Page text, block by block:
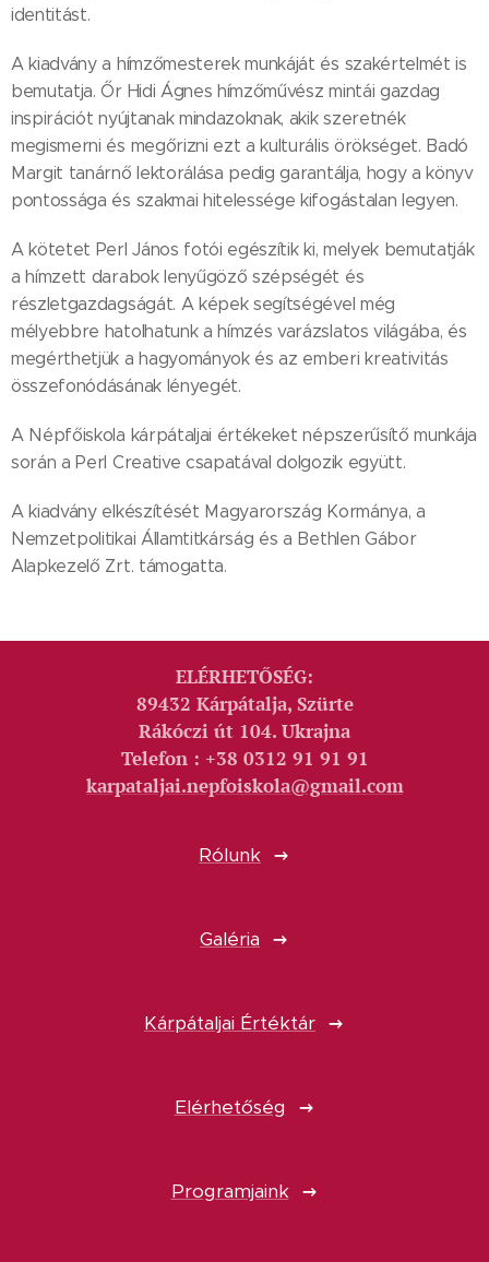
identitást.
A kiadvány a hímzőmesterek munkáját és szakértelmét is
bemutatja. Őr Hidi Ágnes hímzőművész mintái gazdag
inspirációt nyújtanak mindazoknak, akik szeretnék
megismerni és megőrizni ezt a kulturális örökséget. Badó
Margit tanárnő lektorálása pedig garantálja, hogy a könyv
pontossága és szakmai hitelessége kifogástalan legyen.
A kötetet Perl János fotói egészítik ki, melyek bemutatják
a hímzett darabok lenyűgöző szépségét és
részletgazdagságát. A képek segítségével még
mélyebbre hatolhatunk a hímzés varázslatos világába, és
megérthetjük a hagyományok és az emberi kreativitás
összefonódásának lényegét.
A Népfőiskola kárpátaljai értékeket népszerűsítő munkája
során a Perl Creative csapatával dolgozik együtt.
A kiadvány elkészítését Magyarország Kormánya, a
Nemzetpolitikai Államtitkárság és a Bethlen Gábor
Alapkezelő Zrt. támogatta.
ELÉRHETŐSÉG:
89432 Kárpátalja, Szürte
Rákóczi út 104. Ukrajna
Telefon : +38 0312 91 91 91
karpataljai.nepfoiskola@gmail.com
Rólunk
Galéria
Kárpátaljai Értéktár
Elérhetőség
Programjaink